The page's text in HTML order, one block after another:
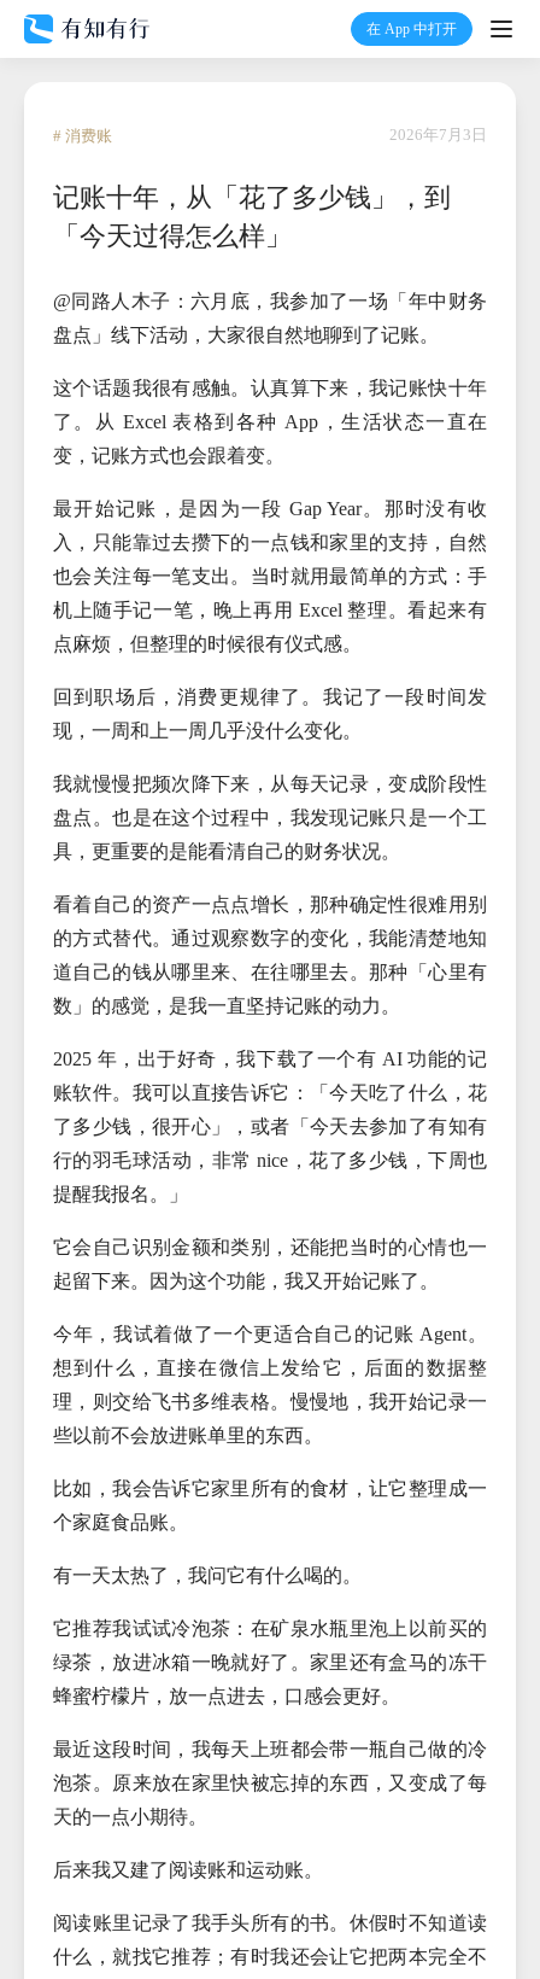
在 App 中打开
打
有知
温度计
加入我们
# 消费账 2026年7月3日
记账十年，从「花了多少钱」，到
「今天过得怎么样」
@同路人木子：六月底，我参加了一场「年中财务
盘点」线下活动，大家很自然地聊到了记账。
这个话题我很有感触。认真算下来，我记账快十年
了。从 Excel 表格到各种 App，生活状态一直在
变，记账方式也会跟着变。
最开始记账，是因为一段 Gap Year。那时没有收
入，只能靠过去攒下的一点钱和家里的支持，自然
也会关注每一笔支出。当时就用最简单的方式：手
机上随手记一笔，晚上再用 Excel 整理。看起来有
点麻烦，但整理的时候很有仪式感。
回到职场后，消费更规律了。我记了一段时间发
现，一周和上一周几乎没什么变化。
我就慢慢把频次降下来，从每天记录，变成阶段性
盘点。也是在这个过程中，我发现记账只是一个工
具，更重要的是能看清自己的财务状况。
看着自己的资产一点点增长，那种确定性很难用别
的方式替代。通过观察数字的变化，我能清楚地知
道自己的钱从哪里来、在往哪里去。那种「心里有
数」的感觉，是我一直坚持记账的动力。
2025 年，出于好奇，我下载了一个有 AI 功能的记
账软件。我可以直接告诉它：「今天吃了什么，花
了多少钱，很开心」，或者「今天去参加了有知有
行的羽毛球活动，非常 nice，花了多少钱，下周也
提醒我报名。」
它会自己识别金额和类别，还能把当时的心情也一
起留下来。因为这个功能，我又开始记账了。
今年，我试着做了一个更适合自己的记账 Agent。
想到什么，直接在微信上发给它，后面的数据整
理，则交给飞书多维表格。慢慢地，我开始记录一
些以前不会放进账单里的东西。
比如，我会告诉它家里所有的食材，让它整理成一
个家庭食品账。
有一天太热了，我问它有什么喝的。
它推荐我试试冷泡茶：在矿泉水瓶里泡上以前买的
绿茶，放进冰箱一晚就好了。家里还有盒马的冻干
蜂蜜柠檬片，放一点进去，口感会更好。
最近这段时间，我每天上班都会带一瓶自己做的冷
泡茶。原来放在家里快被忘掉的东西，又变成了每
天的一点小期待。
后来我又建了阅读账和运动账。
阅读账里记录了我手头所有的书。休假时不知道读
什么，就找它推荐；有时我还会让它把两本完全不